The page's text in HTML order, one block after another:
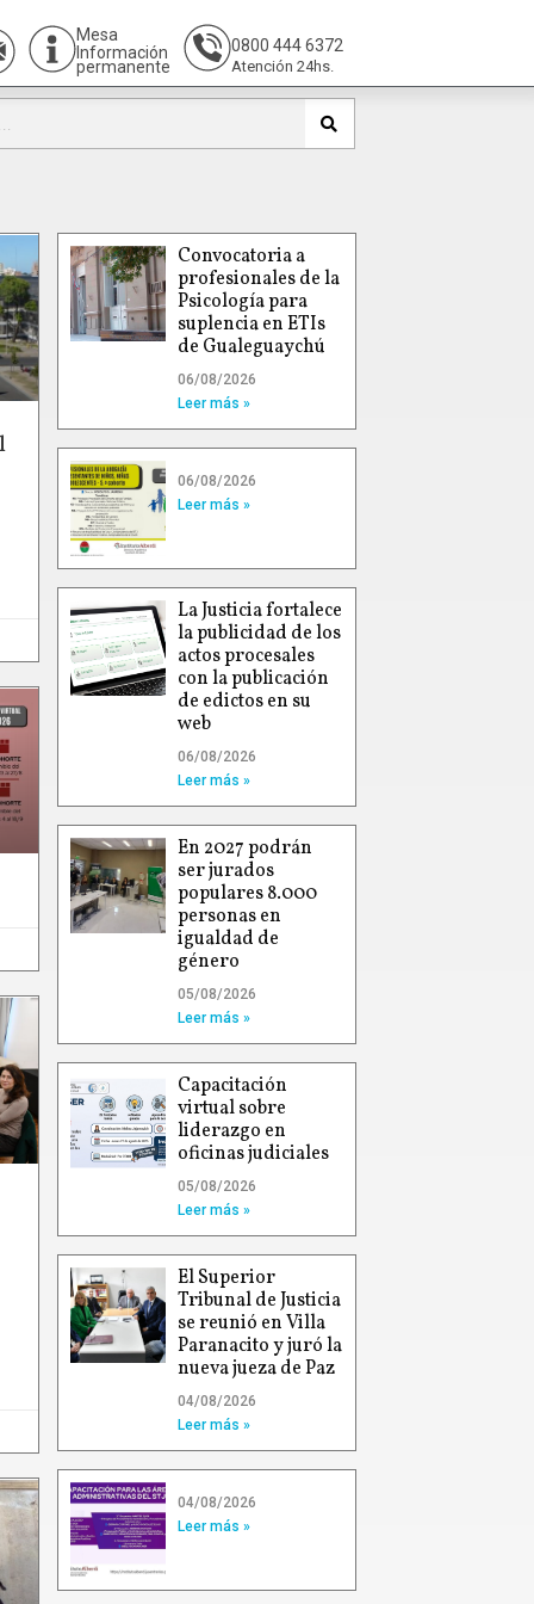
Mesa
Información
permanente
0800 444 6372
Atención 24hs.
Convocatoria a
profesionales de la
Psicología para
suplencia en ETIs
de Gualeguaychú
06/08/2026
Leer más »
06/08/2026
Leer más »
La Justicia fortalece
la publicidad de los
actos procesales
con la publicación
de edictos en su
web
06/08/2026
Leer más »
En 2027 podrán
ser jurados
populares 8.000
personas en
igualdad de
género
05/08/2026
Leer más »
Capacitación
virtual sobre
liderazgo en
oficinas judiciales
05/08/2026
Leer más »
El Superior
Tribunal de Justicia
se reunió en Villa
Paranacito y juró la
nueva jueza de Paz
04/08/2026
Leer más »
04/08/2026
Leer más »